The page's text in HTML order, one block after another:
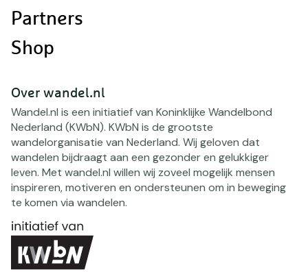
Partners
Shop
Over wandel.nl
Wandel.nl is een initiatief van Koninklijke Wandelbond
Nederland (KWbN). KWbN is de grootste
wandelorganisatie van Nederland. Wij geloven dat
wandelen bijdraagt aan een gezonder en gelukkiger
leven. Met wandel.nl willen wij zoveel mogelijk mensen
inspireren, motiveren en ondersteunen om in beweging
te komen via wandelen.